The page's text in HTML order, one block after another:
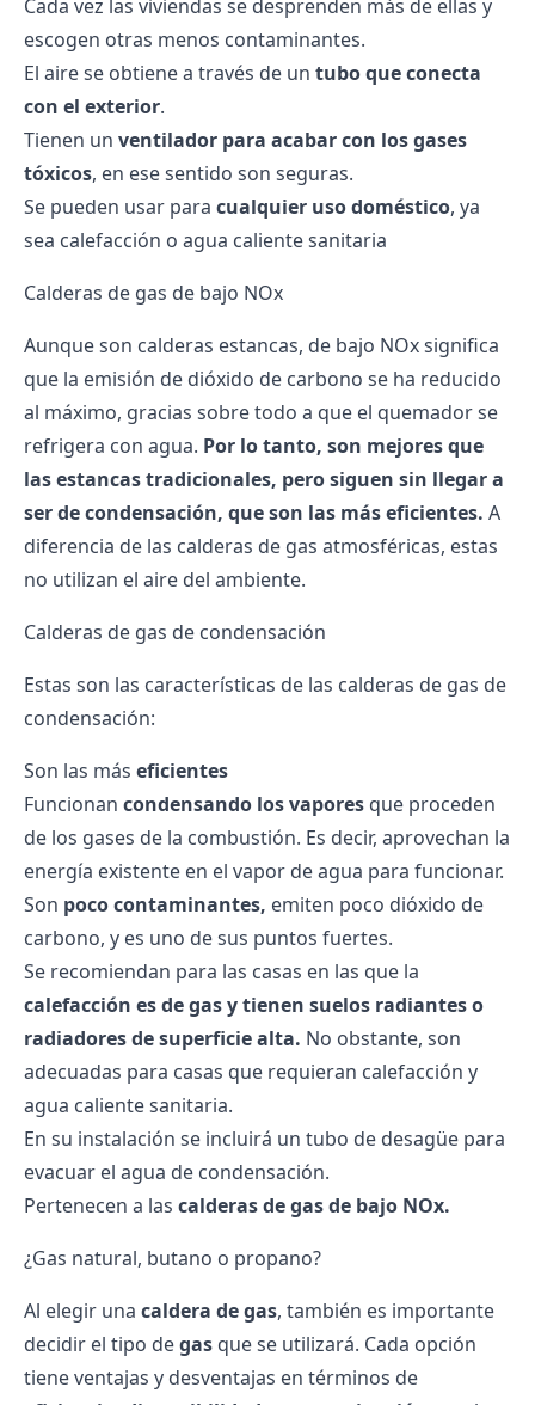
Cada vez las viviendas se desprenden más de ellas y
escogen otras menos contaminantes.
El aire se obtiene a través de un tubo que conecta
con el exterior.
Tienen un ventilador para acabar con los gases
tóxicos, en ese sentido son seguras.
Se pueden usar para cualquier uso doméstico, ya
sea calefacción o agua caliente sanitaria
Calderas de gas de bajo NOx
Aunque son calderas estancas, de bajo NOx significa
que la emisión de dióxido de carbono se ha reducido
al máximo, gracias sobre todo a que el quemador se
refrigera con agua. Por lo tanto, son mejores que
las estancas tradicionales, pero siguen sin llegar a
ser de condensación, que son las más eficientes. A
diferencia de las calderas de gas atmosféricas, estas
no utilizan el aire del ambiente.
Calderas de gas de condensación
Estas son las características de las calderas de gas de
condensación:
Son las más eficientes
Funcionan condensando los vapores que proceden
de los gases de la combustión. Es decir, aprovechan la
energía existente en el vapor de agua para funcionar.
Son poco contaminantes, emiten poco dióxido de
carbono, y es uno de sus puntos fuertes.
Se recomiendan para las casas en las que la
calefacción es de gas y tienen suelos radiantes o
radiadores de superficie alta. No obstante, son
adecuadas para casas que requieran calefacción y
agua caliente sanitaria.
En su instalación se incluirá un tubo de desagüe para
evacuar el agua de condensación.
Pertenecen a las calderas de gas de bajo NOx.
¿Gas natural, butano o propano?
Al elegir una caldera de gas, también es importante
decidir el tipo degas que se utilizará. Cada opción
tiene ventajas y desventajas en términos de